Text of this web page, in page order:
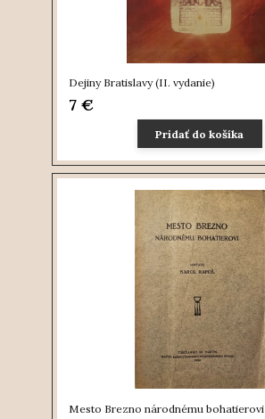
Dejiny Bratislavy (II. vydanie)
7 €
Pridať do košíka
Mesto Brezno národnému bohatierovi